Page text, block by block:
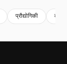
प्रौद्योगिकी